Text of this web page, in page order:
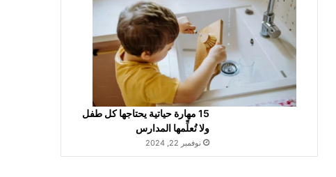
15 مهارة حياتية يحتاجها كل طفل
ولا تُعلِّمها المدارس
نوفمبر 22, 2024